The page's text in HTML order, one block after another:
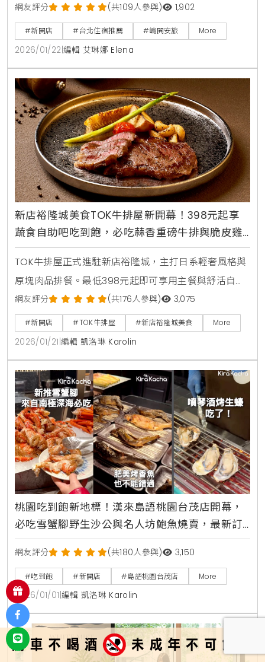
伽，結合 Plant Forward 飲食，打造台北城市中的靜心
秘境。
網友評分 (共109人參與) 1,902
#新開店 #台北住宿推薦 #嵨開安旅 More
2026/01/22 編輯 艾琳娜 Elena
新店裕隆城美食TOK牛排屋新開幕！398元起享
蔬食自助吧吃到飽，必吃蒜香重磅牛排與脆皮雞
腿排
TOK牛排屋正式進駐新店裕隆城，主打日系輕奢風格與
原塊肉品排餐。最低398元起即可享用主餐與舒活自助
吧吃到飽，內含宜蘭小農有機生菜等18種蔬果。推薦必
點10oz蒜香重磅牛排與脆皮雞腿排。120公分以下兒童
免費享自助吧，是新北親子聚餐與約會的高CP值美食新
選擇。
網友評分 (共176人參與) 3,075
#新開店 #TOK牛排屋 #新店裕隆城美食 More
2026/01/21 編輯 凱洛琳 Karolin
桃園吃到飽新地標！漢來島語桃園台茂店開幕，
必吃雪蟹腳野生沙公與名人坊鮑魚燒賣，最新訂
位攻略與完整價位一次看清楚
網友評分 (共180人參與) 3,150
#吃到飽 #新開店 #島語桃園台茂店 More
2026/01/01 編輯 凱洛琳 Karolin